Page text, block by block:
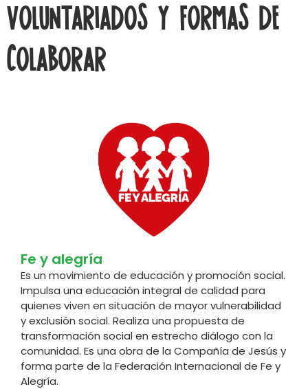
Voluntariados y formas de
colaborar
Fe y alegría
Es un movimiento de educación y promoción social.
Impulsa una educación integral de calidad para
quienes viven en situación de mayor vulnerabilidad
y exclusión social. Realiza una propuesta de
transformación social en estrecho diálogo con la
comunidad. Es una obra de la Compañía de Jesús y
forma parte de la Federación Internacional de Fe y
Alegría.